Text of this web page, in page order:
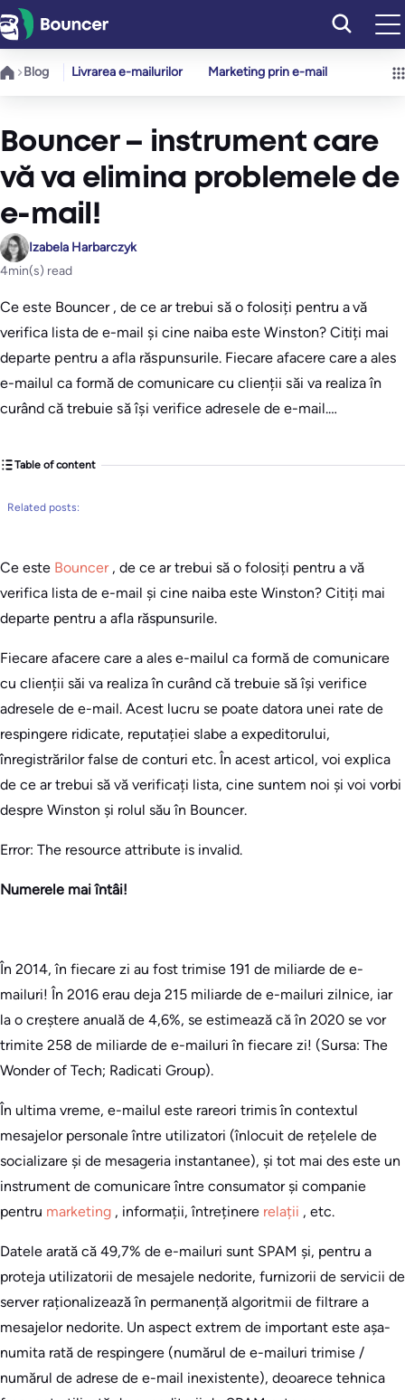
Sari
la
conținut
Blog Livrarea e-mailurilor Marketing prin e-mail
Bouncer – instrument care
vă va elimina problemele de
e-mail!
Izabela Harbarczyk
4min(s) read
Ce este Bouncer , de ce ar trebui să o folosiți pentru a vă
verifica lista de e-mail și cine naiba este Winston? Citiți mai
departe pentru a afla răspunsurile. Fiecare afacere care a ales
e-mailul ca formă de comunicare cu clienții săi va realiza în
curând că trebuie să își verifice adresele de e-mail.…
Table of content
Related posts:
Ce este Bouncer , de ce ar trebui să o folosiți pentru a vă
verifica lista de e-mail și cine naiba este Winston? Citiți mai
departe pentru a afla răspunsurile.
Fiecare afacere care a ales e-mailul ca formă de comunicare
cu clienții săi va realiza în curând că trebuie să își verifice
adresele de e-mail. Acest lucru se poate datora unei rate de
respingere ridicate, reputației slabe a expeditorului,
înregistrărilor false de conturi etc. În acest articol, voi explica
de ce ar trebui să vă verificați lista, cine suntem noi și voi vorbi
despre Winston și rolul său în Bouncer.
Error: The resource attribute is invalid.
Numerele mai întâi!
În 2014, în fiecare zi au fost trimise 191 de miliarde de e-
mailuri! În 2016 erau deja 215 miliarde de e-mailuri zilnice, iar
la o creștere anuală de 4,6%, se estimează că în 2020 se vor
trimite 258 de miliarde de e-mailuri în fiecare zi! (Sursa: The
Wonder of Tech; Radicati Group).
În ultima vreme, e-mailul este rareori trimis în contextul
mesajelor personale între utilizatori (înlocuit de rețelele de
socializare și de mesageria instantanee), și tot mai des este un
instrument de comunicare între consumator și companie
pentru marketing , informații, întreținere relații , etc.
Datele arată că 49,7% de e-mailuri sunt SPAM și, pentru a
proteja utilizatorii de mesajele nedorite, furnizorii de servicii de
server raționalizează în permanență algoritmii de filtrare a
mesajelor nedorite. Un aspect extrem de important este așa-
numita rată de respingere (numărul de e-mailuri trimise /
numărul de adrese de e-mail inexistente), deoarece tehnica